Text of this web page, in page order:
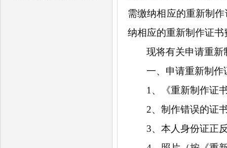
需缴纳相应的重新制
纳相应的重新制作证
现将有关申请重新
一、申请重新制作
1、《重新制作证
2、制作错误的证
3、本人身份证正